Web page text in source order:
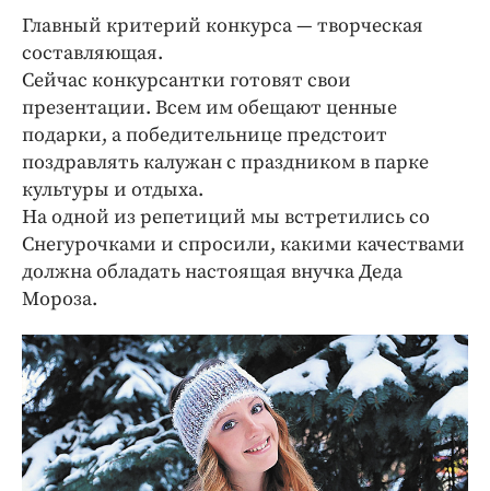
Главный критерий конкурса — творческая
составляющая.
Сейчас конкурсантки готовят свои
презентации. Всем им обещают ценные
подарки, а победительнице предстоит
поздравлять калужан с праздником в парке
культуры и отдыха.
На одной из репетиций мы встретились со
Снегурочками и спросили, какими качествами
должна обладать настоящая внучка Деда
Мороза.